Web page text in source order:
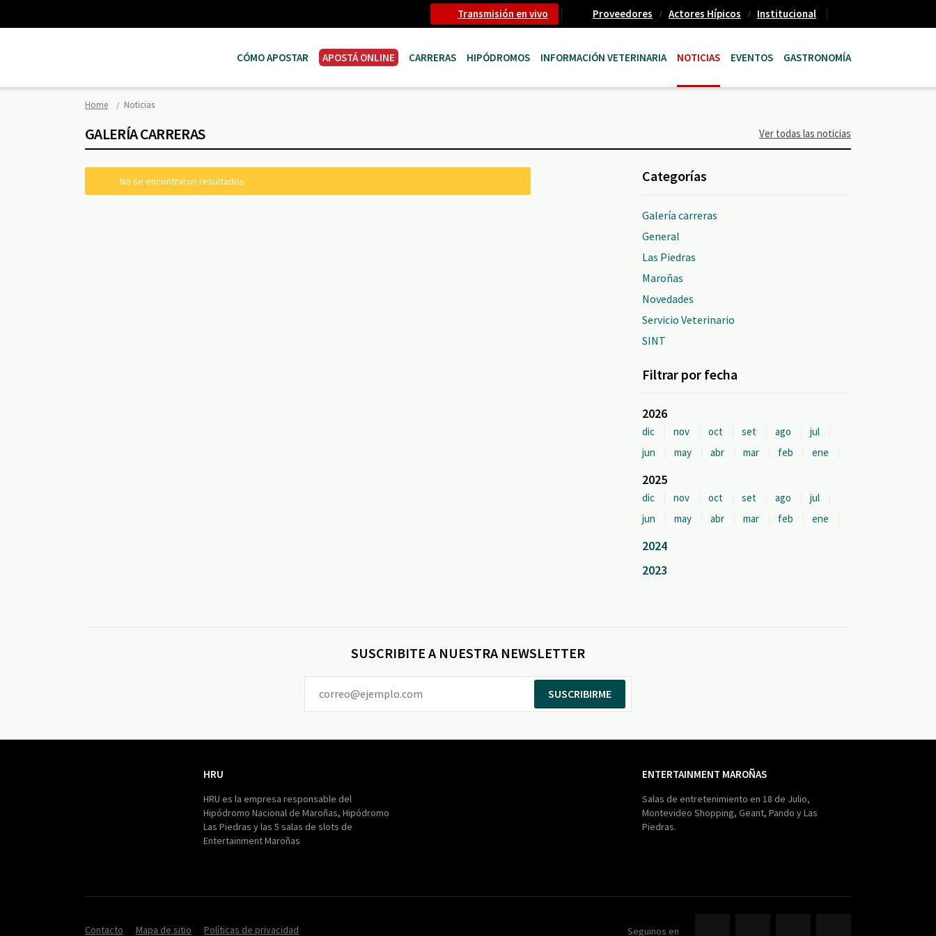
Transmisión en vivo Proveedores Actores Hípicos Institucional
CÓMO APOSTAR APOSTÁ ONLINE CARRERAS HIPÓDROMOS INFORMACIÓN VETERINARIA NOTICIAS EVENTOS GASTRONOMÍA
Home Noticias
GALERÍA CARRERAS Ver todas las noticias
No se encontraron resultados Categorías
Galería carreras
General
Las Piedras
Maroñas
Novedades
Servicio Veterinario
SINT
Filtrar por fecha
2026
dic nov oct set ago
jul
jun
may abr mar feb ene
2025
dic nov oct set ago
jul
jun
may abr mar feb ene
2024
2023
SUSCRIBITE A NUESTRA NEWSLETTER
SUSCRIBIRME
HRU
HRU es la empresa responsable del
Hipódromo Nacional de Maroñas, Hipódromo
Las Piedras y las 5 salas de slots de
Entertainment Maroñas
ENTERTAINMENT MAROÑAS
Salas de entretenimiento en 18 de Julio,
Montevideo Shopping, Geant, Pando y Las
Piedras.
Contacto Mapa de sitio Políticas de privacidad Seguinos en